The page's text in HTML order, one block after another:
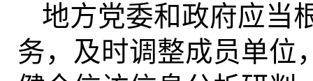
地方党委和政府应当
务，及时调整成员单位